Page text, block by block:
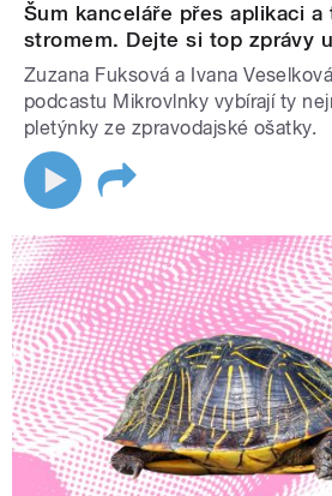
Šum kanceláře přes aplikaci
stromem. Dejte si top zprávy
Zuzana Fuksová a Ivana
podcastu Mikrovlnky vybírají ty
pletýnky ze zpravodajské ošatky.